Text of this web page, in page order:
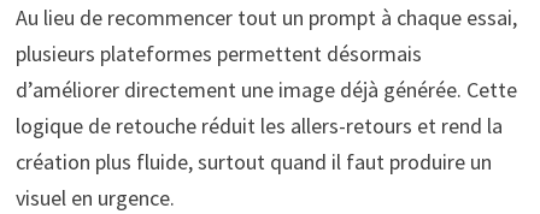
Au lieu de recommencer tout un prompt à chaque essai,
plusieurs plateformes permettent désormais
d’améliorer directement une image déjà générée. Cette
logique de retouche réduit les allers-retours et rend la
création plus fluide, surtout quand il faut produire un
visuel en urgence.